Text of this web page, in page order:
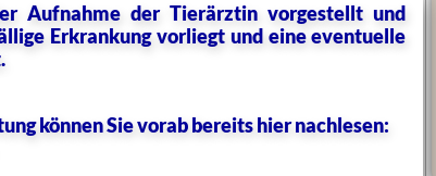
Aufnahme der Tierärztin vorgestellt und
Erkrankung vorliegt und eine eventuelle
können Sie vorab bereits hier nachlesen: